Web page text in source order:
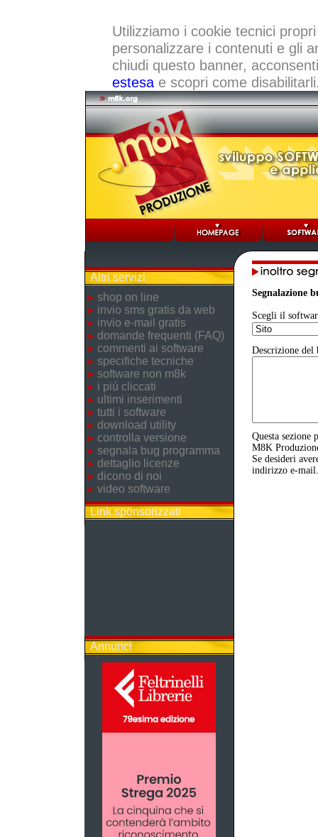
Utilizziamo i cookie tecnici
personalizzare i contenuti e gli
chiudi questo banner,
estesae scopri come
Altri servizi
shop on line
invio sms gratis da web
invio e-mail gratis
domande frequenti (FAQ)
commenti ai software
specifiche tecniche
software non m8k
i più cliccati
ultimi inserimenti
tutti i software
download utility
controlla versione
segnala bug programma
dettaglio licenze
dicono di noi
video software
Link sponsorizzati
Annunci
Segnalazione
Scegli il
Descrizione del
Questa
M8K
Se desideri
indirizzo e-mail.